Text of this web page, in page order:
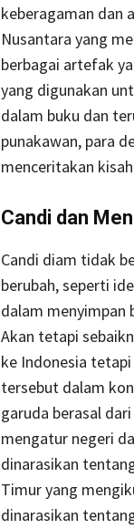
keberagaman dan
Nusantara yang
berbagai artefak
yang digunakan
dalam buku dan
punakawan, para
menceritakan
Candi dan
Candi diam tidak
berubah, seperti
dalam menyimpan
Akan tetapi
ke Indonesia
tersebut dalam
garuda berasal
mengatur negeri
dinarasikan
Timur yang
dinarasikan